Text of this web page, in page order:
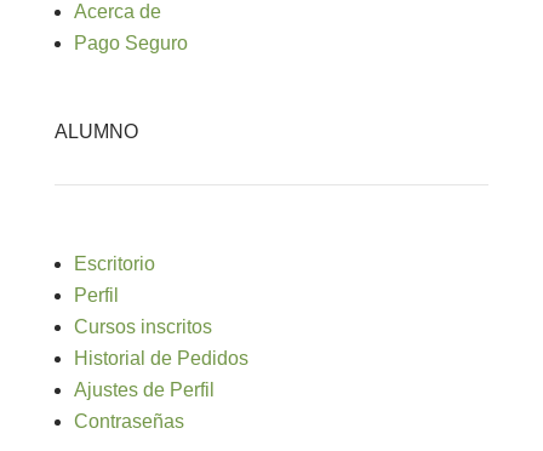
Acerca de
Pago Seguro
ALUMNO
Escritorio
Perfil
Cursos inscritos
Historial de Pedidos
Ajustes de Perfil
Contraseñas